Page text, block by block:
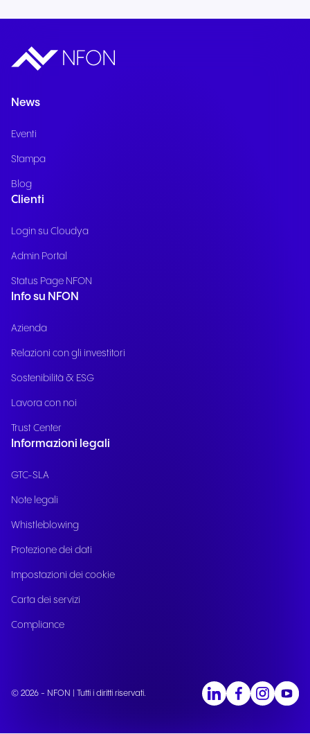
News
Eventi
Stampa
Blog
Clienti
Login su Cloudya
Admin Portal
Status Page NFON
Info su NFON
Azienda
Relazioni con gli investitori
Sostenibilità & ESG
Lavora con noi
Trust Center
Informazioni legali
GTC-SLA
Note legali
Whistleblowing
Protezione dei dati
Impostazioni dei cookie
Carta dei servizi
Compliance
© 2026 - NFON | Tutti i diritti riservati.